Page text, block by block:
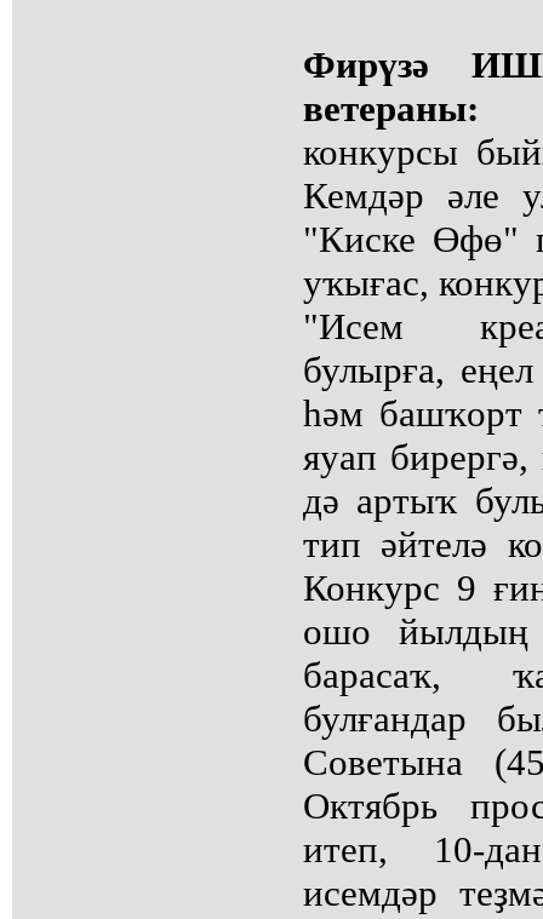
Фирүзә
конкурсы
Кемдәр әле
"Киске Өфө"
уҡығас,
"Исем
булырға,
һәм башҡорт
яуап
дә артыҡ
тип әйтелә
Конкурс 9
ошо йылдың
барасаҡ,
булғандар
Советына
Октябрь
итеп, 10-
исемдәр